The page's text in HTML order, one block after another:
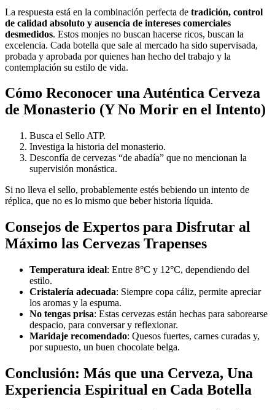
La respuesta está en la combinación perfecta de tradición, control
de calidad absoluto y ausencia de intereses comerciales
desmedidos. Estos monjes no buscan hacerse ricos, buscan la
excelencia. Cada botella que sale al mercado ha sido supervisada,
probada y aprobada por quienes han hecho del trabajo y la
contemplación su estilo de vida.
Cómo Reconocer una Auténtica Cerveza
de Monasterio (Y No Morir en el Intento)
Busca el Sello ATP.
Investiga la historia del monasterio.
Desconfía de cervezas “de abadía” que no mencionan la
supervisión monástica.
Si no lleva el sello, probablemente estés bebiendo un intento de
réplica, que no es lo mismo que beber historia líquida.
Consejos de Expertos para Disfrutar al
Máximo las Cervezas Trapenses
Temperatura ideal: Entre 8°C y 12°C, dependiendo del
estilo.
Cristalería adecuada: Siempre copa cáliz, permite apreciar
los aromas y la espuma.
No tengas prisa: Estas cervezas están hechas para saborearse
despacio, para conversar y reflexionar.
Maridaje recomendado: Quesos fuertes, carnes curadas y,
por supuesto, un buen chocolate belga.
Conclusión: Más que una Cerveza, Una
Experiencia Espiritual en Cada Botella